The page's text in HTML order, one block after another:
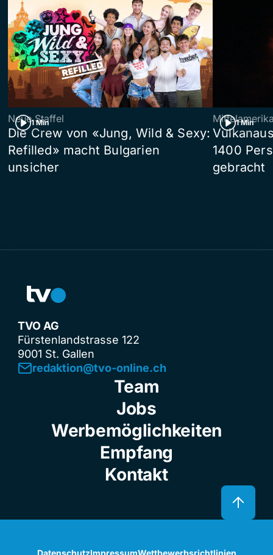
1 Min
Neue Staffel
Die Crew von «Jung, Wild & Sexy:
Refilled» macht Bulgarien
unsicher
1 Min
1400
gebracht
TVO AG
Fürstenlandstrasse 122
9001 St. Gallen
redaktion@tvo-online.ch
Team
Jobs
Werbemöglichkeiten
Empfang
Kontakt